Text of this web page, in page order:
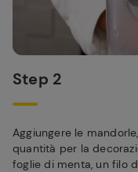
Step 2
Aggiungere le
quantità per la
foglie di menta, un filo